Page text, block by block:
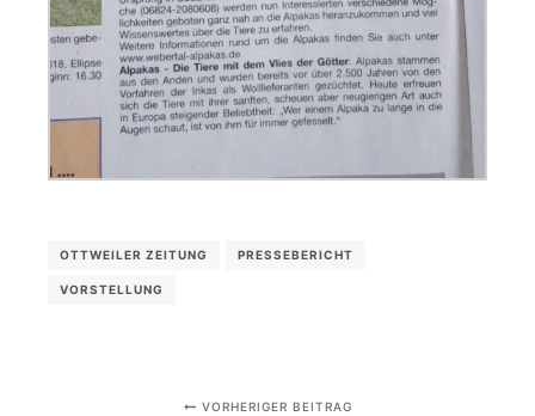
OTTWEILER ZEITUNG PRESSEBERICHT
VORSTELLUNG
VORHERIGER BEITRAG